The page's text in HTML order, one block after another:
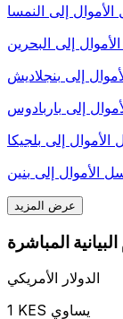
إلى النمسا
إلى البحرين
إلى بنجلاديش
إلى باربادوس
الأموال إلى بلجيكا
الأموال إلى بنين
عرض المزيد
الدولار الأمريكي
1 KES يساوي